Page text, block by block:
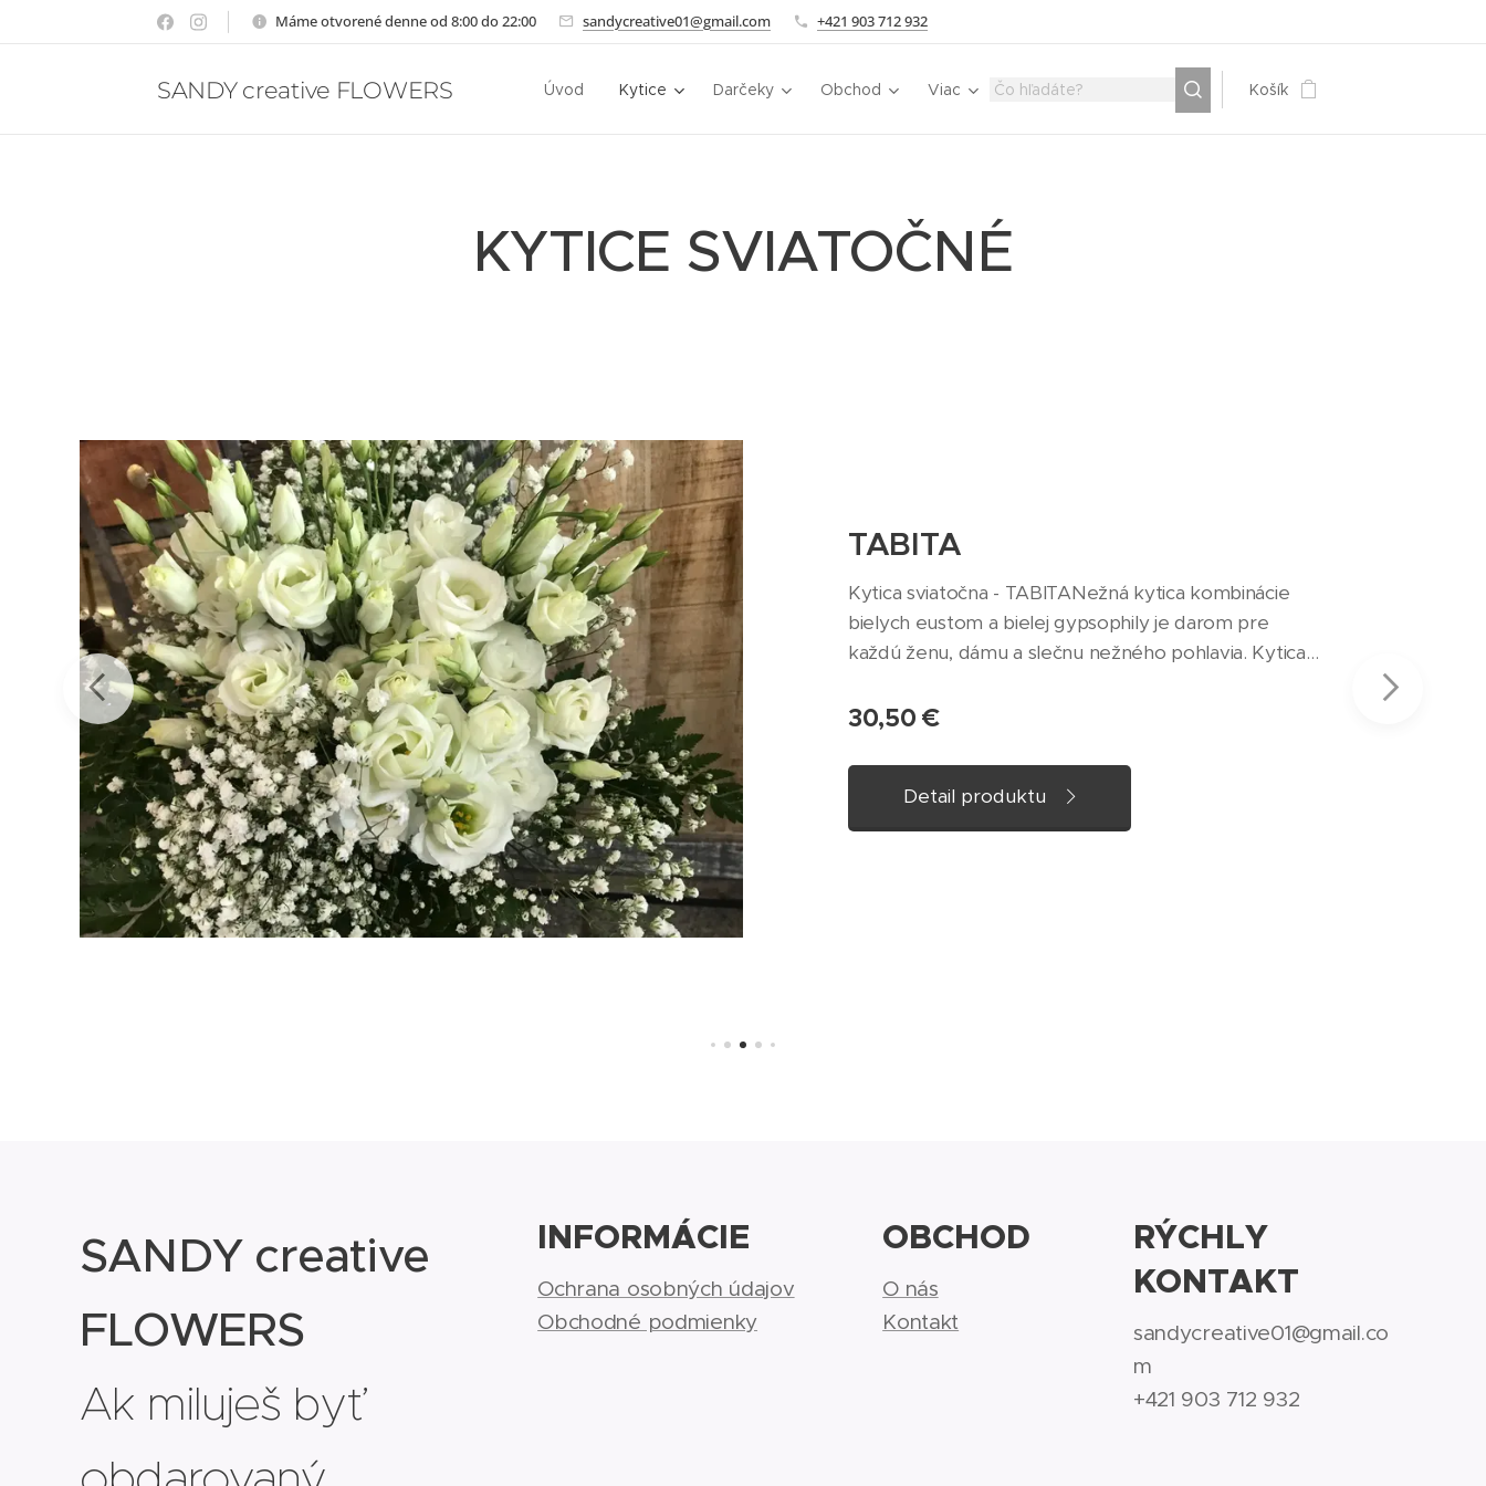
Máme otvorené denne od 8:00 do 22:00 sandycreative01@gmail.com +421 903 712 932
SANDY creative FLOWERS Úvod Kytice Darčeky Obchod Viac Košík
KYTICE SVIATOČNÉ
TABITA
Kytica sviatočna - TABITANežná kytica kombinácie
bielych eustom a bielej gypsophily je darom pre
každú ženu, dámu a slečnu nežného pohlavia. Kytica
30,50 eur
30,50 €
Detail produktu
SANDY creative
FLOWERS
Ak miluješ byť
INFORMÁCIE
Ochrana osobných údajov
Obchodné podmienky
OBCHOD
O nás
Kontakt
RÝCHLY
KONTAKT
sandycreative01@gmail.co
m
+421 903 712 932